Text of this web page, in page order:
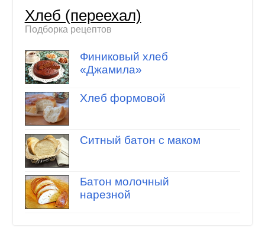
Хлеб (переехал)
Подборка рецептов
Финиковый хлеб
«Джамила»
Хлеб формовой
Ситный батон с маком
Батон молочный
нарезной